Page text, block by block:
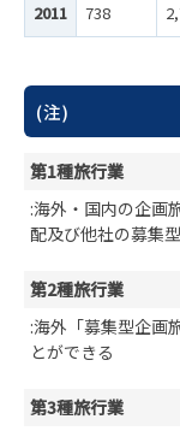
2011 738
(注)
第1種旅行業
:海外・国内の企画
配及び他社の募集
第2種旅行業
:海外「募集型企画
とができる
第3種旅行業